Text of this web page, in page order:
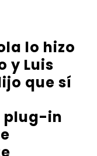
lo hizo
y Luis
que sí
plug-in